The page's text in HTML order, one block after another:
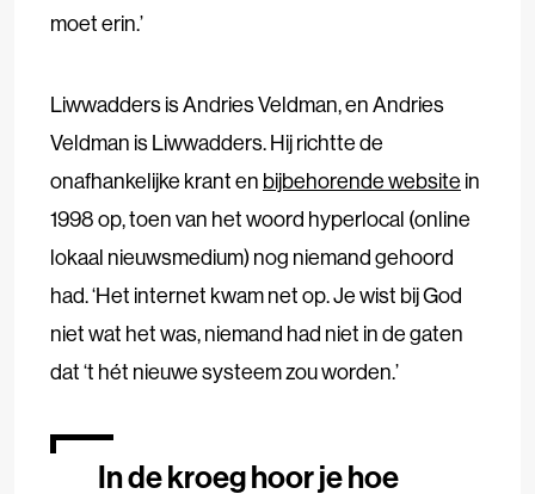
moet erin.’
Liwwaddersis Andries Veldman, en Andries
Veldman is Liwwadders. Hij richtte de
onafhankelijke krant en bijbehorende website in
1998 op, toen van het woord hyperlocal (online
lokaal nieuwsmedium) nog niemand gehoord
had. ‘Het internet kwam net op. Je wist bij God
niet wat het was, niemand had niet in de gaten
dat ‘t hét nieuwe systeem zou worden.’
In de kroeg hoor je hoe